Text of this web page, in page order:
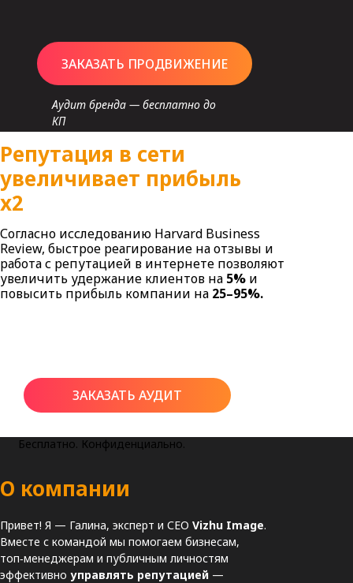
ЗАКАЗАТЬ ПРОДВИЖЕНИЕ
Аудит бренда — бесплатно до
КП
ЗАКАЗАТЬ АУДИТ
Бесплатно. Конфиденциально.
Согласно исследованию Harvard Business
Review, быстрое реагирование на отзывы и
работа с репутацией в интернете позволяют
увеличить удержание клиентов на 5% и
повысить прибыль компании на 25–95%.
Репутация в сети
увеличивает прибыль
х2
Привет! Я — Галина, эксперт и СЕО Vizhu Image.
Вместе с командой мы помогаем бизнесам,
топ‑менеджерам и публичным личностям
эффективно управлять репутацией —
О компании